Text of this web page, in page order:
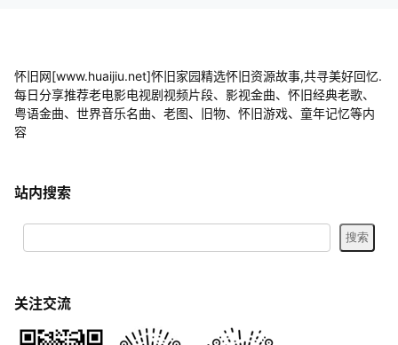
怀旧网[www.huaijiu.net]怀旧家园精选怀旧资源故事,共寻美好回忆.
每日分享推荐老电影电视剧视频片段、影视金曲、怀旧经典老歌、
粤语金曲、世界音乐名曲、老图、旧物、怀旧游戏、童年记忆等内
容
站内搜索
关注交流